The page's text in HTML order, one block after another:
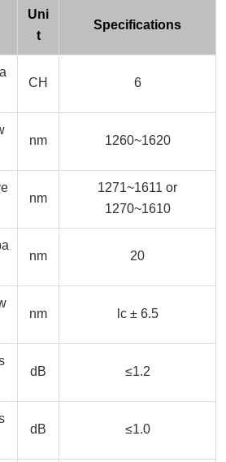
Uni
t
Specifications
CH 6
nm 1260~1620
nm
1271~1611 or
1270~1610
nm 20
nm lc ± 6.5
dB ≤1.2
dB ≤1.0